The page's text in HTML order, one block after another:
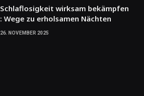
Schlaflosigkeit wirksam bekämpfen
: Wege zu erholsamen Nächten
26. NOVEMBER 2025